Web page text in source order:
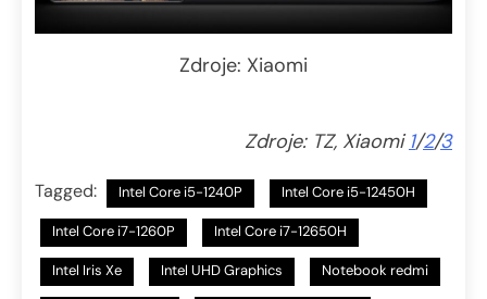
Zdroje: Xiaomi
Zdroje: TZ, Xiaomi1/2/3
Tagged: Intel Core i5-1240P Intel Core i5-12450H
Intel Core i7-1260P Intel Core i7-12650H
Intel Iris Xe Intel UHD Graphics Notebook redmi